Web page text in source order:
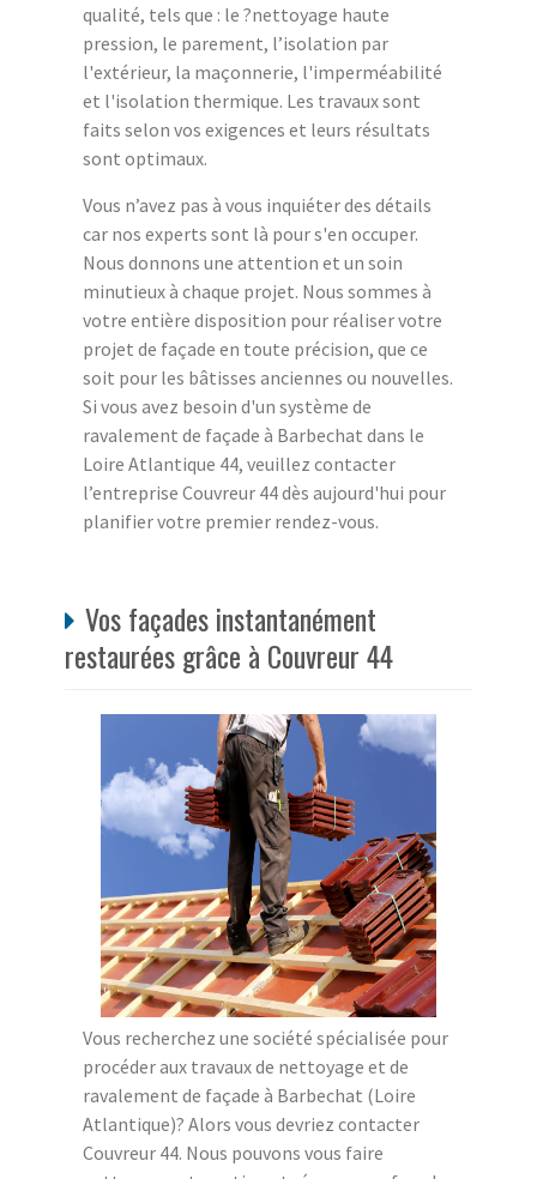
qualité, tels que : le ?nettoyage haute
pression, le parement, l’isolation par
l'extérieur, la maçonnerie, l'imperméabilité
et l'isolation thermique. Les travaux sont
faits selon vos exigences et leurs résultats
sont optimaux.
Vous n’avez pas à vous inquiéter des détails
car nos experts sont là pour s'en occuper.
Nous donnons une attention et un soin
minutieux à chaque projet. Nous sommes à
votre entière disposition pour réaliser votre
projet de façade en toute précision, que ce
soit pour les bâtisses anciennes ou nouvelles.
Si vous avez besoin d'un système de
ravalement de façade à Barbechat dans le
Loire Atlantique 44, veuillez contacter
l’entreprise Couvreur 44 dès aujourd'hui pour
planifier votre premier rendez-vous.
Vos façades instantanément
restaurées grâce à Couvreur 44
Vous recherchez une société spécialisée pour
procéder aux travaux de nettoyage et de
ravalement de façade à Barbechat (Loire
Atlantique)? Alors vous devriez contacter
Couvreur 44. Nous pouvons vous faire